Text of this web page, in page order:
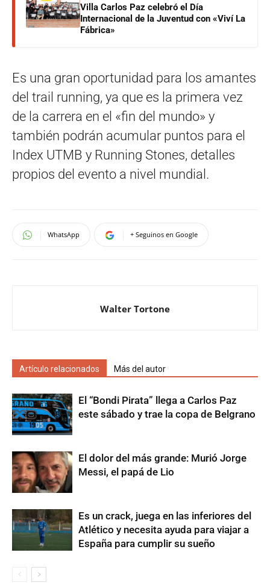
Villa Carlos Paz celebró el Día
Internacional de la Juventud con «Viví La
Fábrica»
Es una gran oportunidad para los amantes
del trail running, ya que es la primera vez
de la carrera en el «fin del mundo» y
también podrán acumular puntos para el
Index UTMB y Running Stones, detalles
propios del evento a nivel mundial.
WhatsApp + Seguinos en Google
Walter Tortone
Artículo relacionados Más del autor
El “Bondi Pirata” llega a Carlos Paz
este sábado y trae la copa de Belgrano
El dolor del más grande: Murió Jorge
Messi, el papá de Lio
Es un crack, juega en las inferiores del
Atlético y necesita ayuda para viajar a
España para cumplir su sueño